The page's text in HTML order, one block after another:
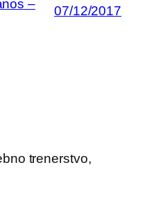
–
07/12/2017
trenerstvo,